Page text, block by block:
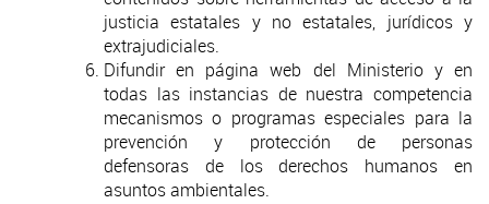
justicia estatales y no estatales, jurídicos y
extrajudiciales.
Difundir en página web del Ministerio y en
todas las instancias de nuestra competencia
mecanismos o programas especiales para la
prevención y protección de personas
defensoras de los derechos humanos en
asuntos ambientales.